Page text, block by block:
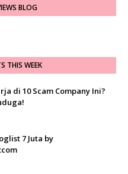
BLOG
THIS WEEK
di 10 Scam Company Ini?
7 Juta by